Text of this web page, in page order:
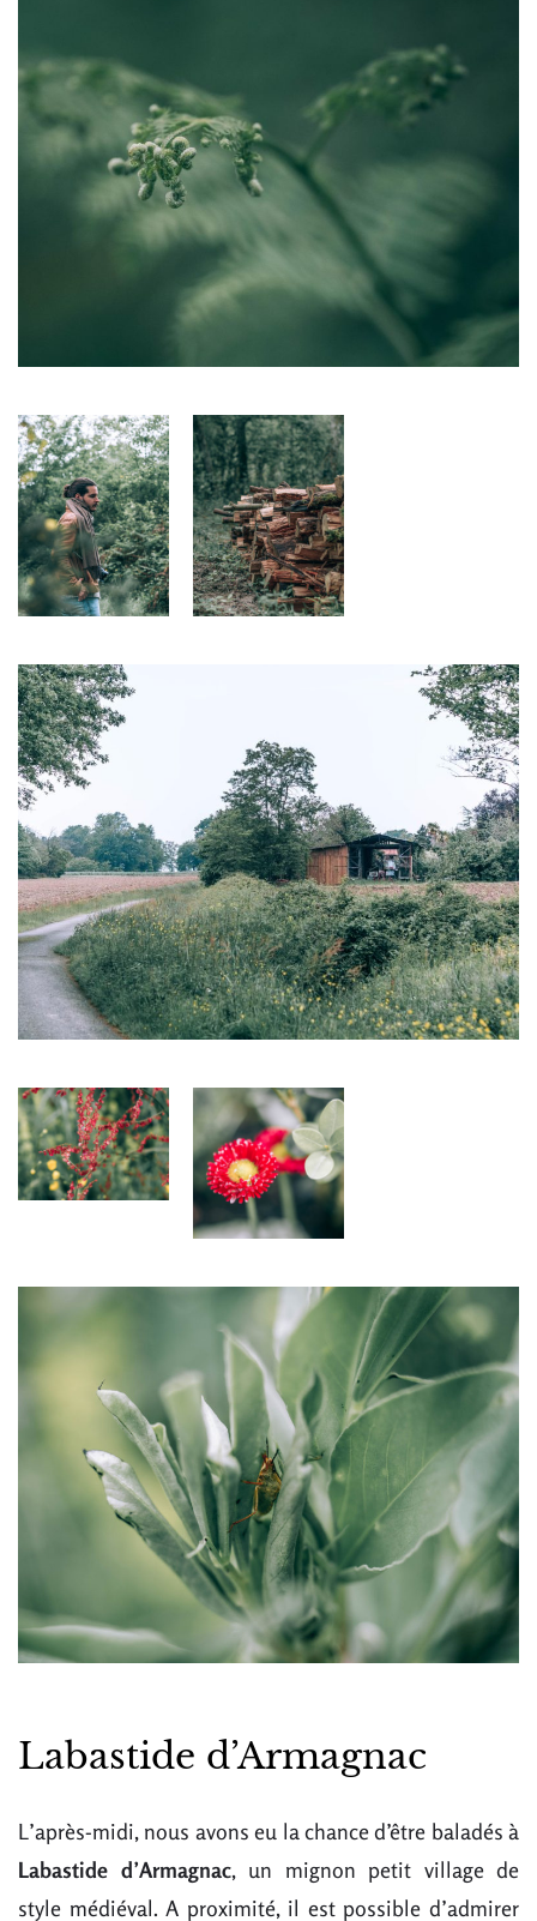
Labastide d’Armagnac
L’après-midi, nous avons eu la chance d’être baladés à
Labastide d’Armagnac, un mignon petit village de
style médiéval. A proximité, il est possible d’admirer